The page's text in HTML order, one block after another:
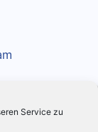
Service zu